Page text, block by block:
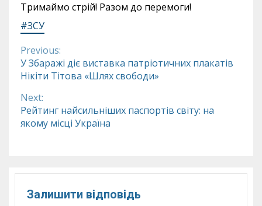
Тримаймо стрій! Разом до перемоги!
#ЗСУ
Continue
Reading
Previous:
У Збаражі діє виставка патріотичних плакатів
Нікіти Тітова «Шлях свободи»
Next:
Рейтинг найсильніших паспортів світу: на
якому місці Україна
Залишити відповідь